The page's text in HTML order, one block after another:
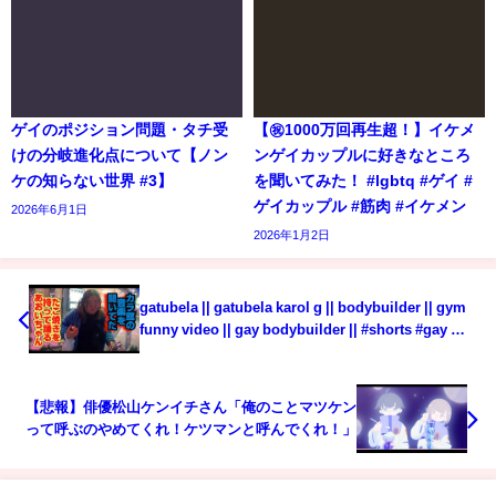
ゲイのポジション問題・タチ受
けの分岐進化点について【ノン
ケの知らない世界 #3】
2026年6月1日
【㊗️1000万回再生超！】イケメ
ンゲイカップルに好きなところ
を聞いてみた！ #lgbtq #ゲイ #
ゲイカップル #筋肉 #イケメン
2026年1月2日
gatubela || gatubela karol g || bodybuilder || gym
funny video || gay bodybuilder || #shorts #gay 💪
【悲報】俳優松山ケンイチさん「俺のことマツケン
って呼ぶのやめてくれ！ケツマンと呼んでくれ！」